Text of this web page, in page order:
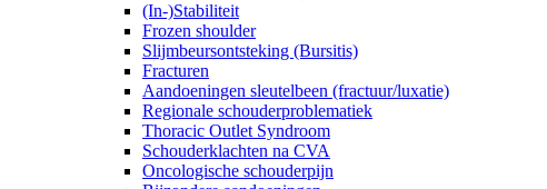
(In-)Stabiliteit
Frozen shoulder
Slijmbeursontsteking (Bursitis)
Fracturen
Aandoeningen sleutelbeen (fractuur/luxatie)
Regionale schouderproblematiek
Thoracic Outlet Syndroom
Schouderklachten na CVA
Oncologische schouderpijn